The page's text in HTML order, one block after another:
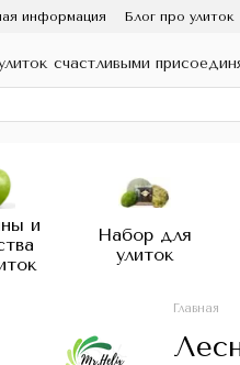
информация Блог про улиток
счастливыми
и
Набор для
улиток
Главная